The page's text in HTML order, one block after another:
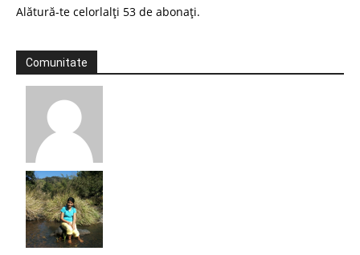
Alătură-te celorlalți 53 de abonați.
Comunitate